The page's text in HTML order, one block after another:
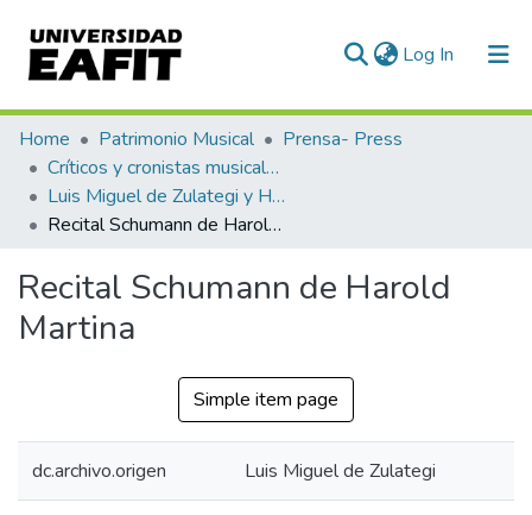
Log In (current)
Communities & Collections
All of DSpace
Statistics
Home Patrimonio Musical
Prensa- Press
Críticos y cronistas musicales
Luis Miguel de Zulategi y Huarte
Recital Schumann de Harold Martina
Recital Schumann de Harold
Martina
Simple item page
dc.archivo.origen Luis Miguel de Zulategi